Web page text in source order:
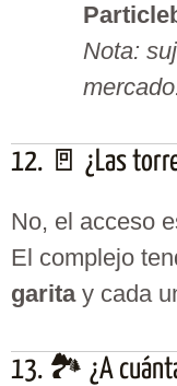
Nota:
12. 🚪 ¿Las
No, el acceso
El complejo
garitay cada
13. 🏞️ ¿A